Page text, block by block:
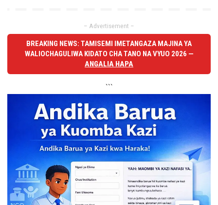
– Advertisement –
BREAKING NEWS: TAMISEMI IMETANGAZA MAJINA YA
WALIOCHAGULIWA KIDATO CHA TANO NA VYUO 2026 —
ANGALIA HAPA
```